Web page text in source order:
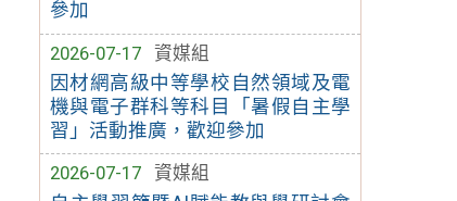
參加
2026-07-17
資媒組
因材網高級中等學校自然領域及電
機與電子群科等科目「暑假自主學
習」活動推廣，歡迎參加
2026-07-17
資媒組